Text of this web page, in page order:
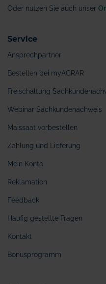
Oder nutzen Sie auch unser
Service
Ansprechpartner
Bestellen bei myAGRAR
Freischaltung
Webinar Sachkundenachweis
Maissaat vorbestellen
Zahlung und Lieferung
Mein Konto
Reklamation
Feedback
Häufig gestellte Fragen
Kontakt
Bonusprogramm